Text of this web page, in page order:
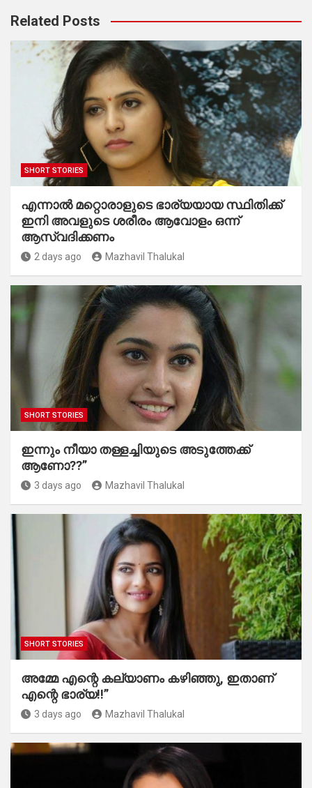
Related Posts
SHORT STORIES
എന്നാൽ മറ്റൊരാളുടെ ഭാര്യയായ സ്ഥിതിക്ക്
ഇനി അവളുടെ ശരീരം ആവോളം ഒന്ന്
ആസ്വദിക്കണം
2 days ago Mazhavil Thalukal
SHORT STORIES
ഇന്നും നീയാ തള്ളച്ചിയുടെ അടുത്തേക്ക്
ആണോ??”
3 days ago Mazhavil Thalukal
SHORT STORIES
അമ്മേ എന്റെ കല്യാണം കഴിഞ്ഞു, ഇതാണ്
എന്റെ ഭാര്യ!!”
3 days ago Mazhavil Thalukal